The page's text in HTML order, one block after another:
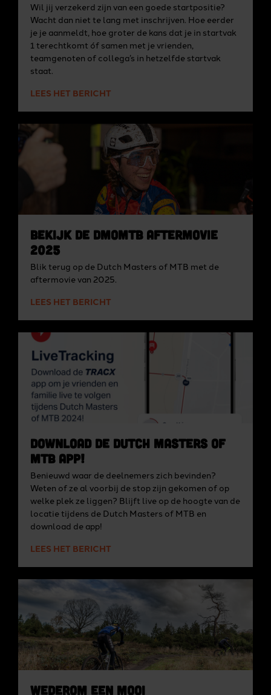
Wil jij verzekerd zijn van een goede startpositie?
Wacht dan niet te lang met inschrijven. Hoe eerder
je je aanmeldt, hoe groter de kans dat je in startvak
1 terechtkomt óf samen met je vrienden,
teamgenoten of collega’s in hetzelfde startvak
staat.
LEES HET BERICHT
Bekijk de DMoMTB aftermovie
2025
Blik terug op de Dutch Masters of MTB met de
aftermovie van 2025.
LEES HET BERICHT
Download de Dutch Masters of
MTB app!
Benieuwd waar de deelnemers zich bevinden?
Weten of ze al voorbij de stop zijn gekomen of op
welke plek ze liggen? Blijft live op de hoogte van de
locatie tijdens de Dutch Masters of MTB en
download de app!
LEES HET BERICHT
Wederom een mooi